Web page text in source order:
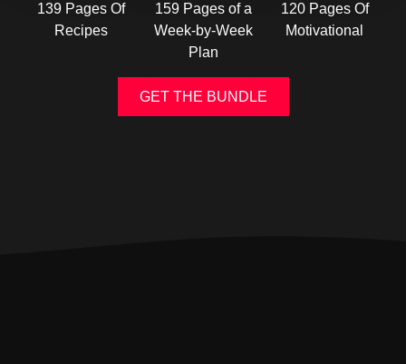
139 Pages Of
Recipes
159 Pages of a
Week-by-Week
Plan
120 Pages Of
Motivational
GET THE BUNDLE